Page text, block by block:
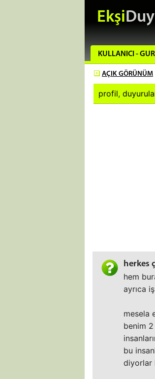
Ekşi
KULLANICI -
AÇIK GÖRÜNÜM
profil,
herkes
hem
ayrıca
mesela
benim 2
bu
diyorlar